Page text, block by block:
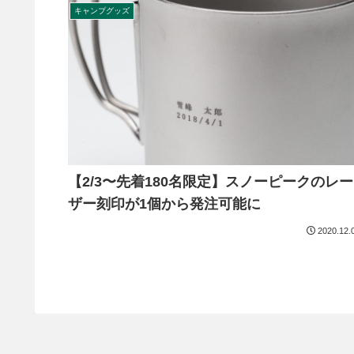
キャンプグッズ
【2/3〜先着180名限定】スノーピークのレー
ザー刻印が1個から発注可能に